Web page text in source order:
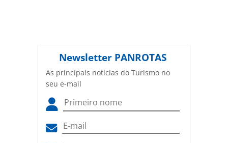
Newsletter PANROTAS
As principais notícias do Turismo no
seu e-mail